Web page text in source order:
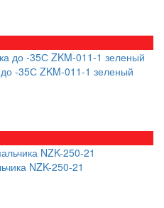
-35С ZKM-011-1 зеленый
NZK-250-21